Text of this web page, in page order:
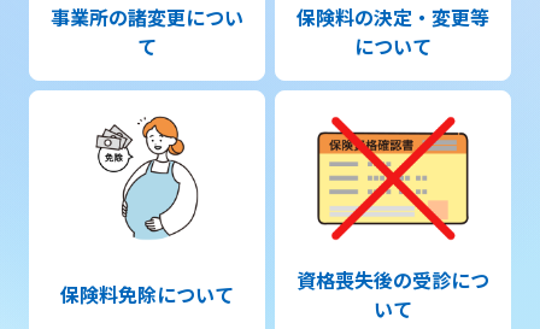
事業所の諸変更につい
て
保険料の決定・変更等
について
保険料免除について
資格喪失後の受診につ
いて